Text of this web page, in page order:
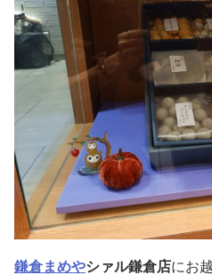
鎌倉まめやシァル鎌倉店にお